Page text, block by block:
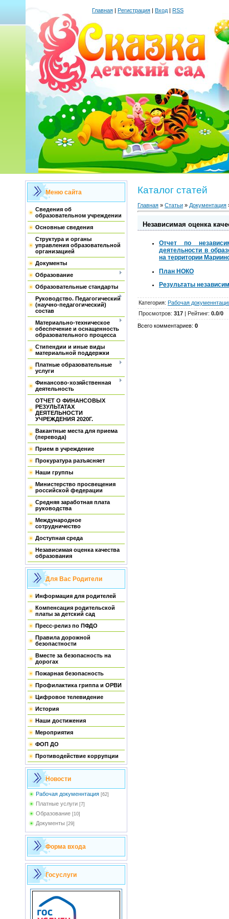
Главная | Регистрация | Вход | RSS
Меню сайта
Сведения об
образовательном учреждении
Основные сведения
Структура и органы
управления образовательной
организацией
Документы
Образование
Образовательные стандарты
Руководство. Педагогический
(научно-педагогический)
состав
Материально-техническое
обеспечение и оснащенность
образовательного процесса
Стипендии и иные виды
материальной поддержки
Платные образовательные
услуги
Финансово-хозяйственная
деятельность
ОТЧЕТ О ФИНАНСОВЫХ
РЕЗУЛЬТАТАХ
ДЕЯТЕЛЬНОСТИ
УЧРЕЖДЕНИЯ 2020Г.
Вакантные места для приема
(перевода)
Прием в учреждение
Прокуратура разъясняет
Наши группы
Министерство просвещения
российской федерации
Средняя заработная плата
руководства
Международное
сотрудничество
Доступная среда
Независимая оценка качества
образования
Для Вас Родители
Информация для родителей
Компенсация родительской
платы за детский сад
Пресс-релиз по ПФДО
Правила дорожной
безопастности
Вместе за безопасность на
дорогах
Пожарная безопасность
Профилактика гриппа и ОРВИ
Цифровое телевидение
История
Наши достижения
Мероприятия
ФОП ДО
Противодействие коррупции
Новости
Рабочая докуменнтация [62]
Платные услуги [7]
Образование [10]
Документы [29]
Форма входа
Госуслуги
Каталог статей
Главная » Статьи » Документация
Независимая оценка
Отчет по
деятельности в
на территории
План НОКО
Результаты
Категория: Рабочая
Просмотров: 317 | Рейтинг: 0.0/0
Всего комментариев: 0